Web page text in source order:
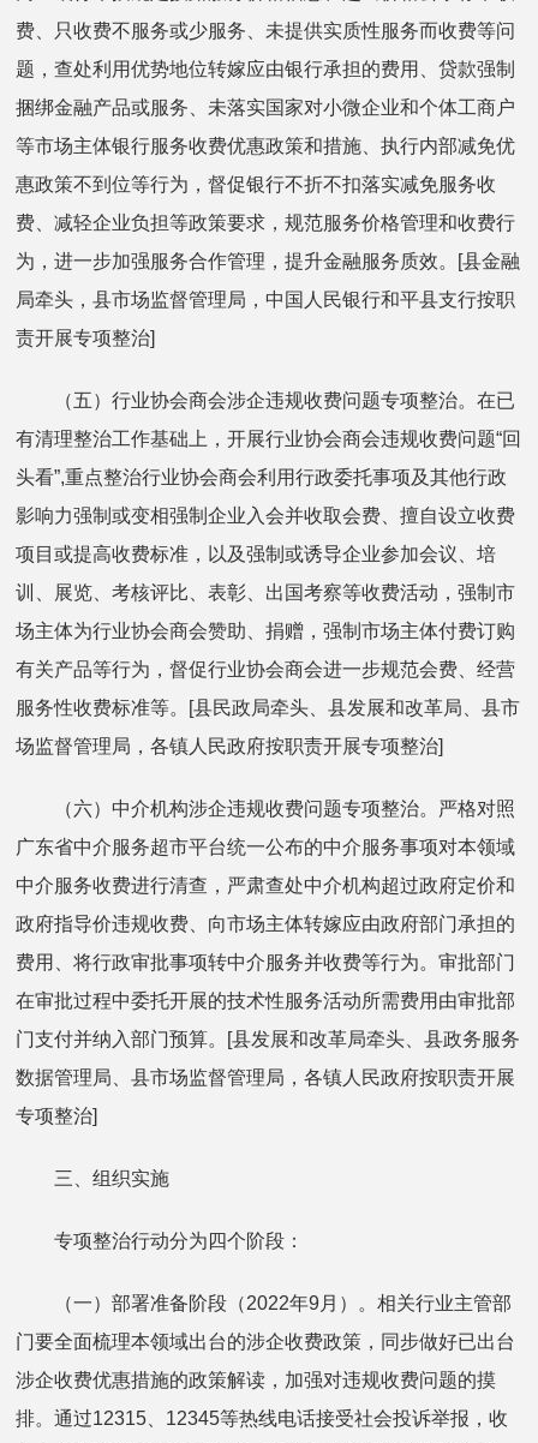
费、只收费不服务或少服务、未提供实质性服务而收费等问
题，查处利用优势地位转嫁应由银行承担的费用、贷款强制
捆绑金融产品或服务、未落实国家对小微企业和个体工商户
等市场主体银行服务收费优惠政策和措施、执行内部减免优
惠政策不到位等行为，督促银行不折不扣落实减免服务收
费、减轻企业负担等政策要求，规范服务价格管理和收费行
为，进一步加强服务合作管理，提升金融服务质效。[县金融
局牵头，县市场监督管理局，中国人民银行和平县支行按职
责开展专项整治]
（五）行业协会商会涉企违规收费问题专项整治。在已
有清理整治工作基础上，开展行业协会商会违规收费问题“回
头看”,重点整治行业协会商会利用行政委托事项及其他行政
影响力强制或变相强制企业入会并收取会费、擅自设立收费
项目或提高收费标准，以及强制或诱导企业参加会议、培
训、展览、考核评比、表彰、出国考察等收费活动，强制市
场主体为行业协会商会赞助、捐赠，强制市场主体付费订购
有关产品等行为，督促行业协会商会进一步规范会费、经营
服务性收费标准等。[县民政局牵头、县发展和改革局、县市
场监督管理局，各镇人民政府按职责开展专项整治]
（六）中介机构涉企违规收费问题专项整治。严格对照
广东省中介服务超市平台统一公布的中介服务事项对本领域
中介服务收费进行清查，严肃查处中介机构超过政府定价和
政府指导价违规收费、向市场主体转嫁应由政府部门承担的
费用、将行政审批事项转中介服务并收费等行为。审批部门
在审批过程中委托开展的技术性服务活动所需费用由审批部
门支付并纳入部门预算。[县发展和改革局牵头、县政务服务
数据管理局、县市场监督管理局，各镇人民政府按职责开展
专项整治]
三、组织实施
专项整治行动分为四个阶段：
（一）部署准备阶段（2022年9月）。相关行业主管部
门要全面梳理本领域出台的涉企收费政策，同步做好已出台
涉企收费优惠措施的政策解读，加强对违规收费问题的摸
排。通过12315、12345等热线电话接受社会投诉举报，收